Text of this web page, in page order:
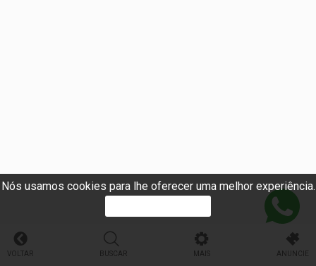
Nós usamos cookies para lhe oferecer uma melhor experiência.
VOLTAR BUSCAR MAIS ANUNCIE